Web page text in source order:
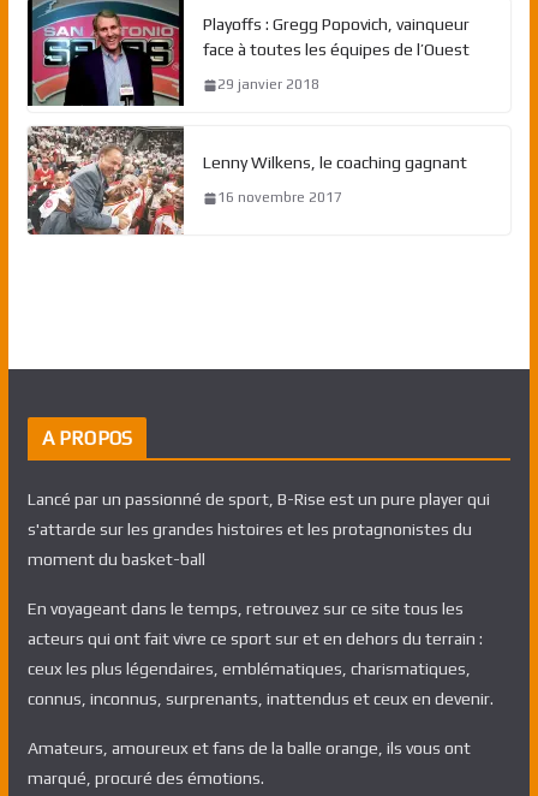
Playoffs : Gregg Popovich, vainqueur
face à toutes les équipes de l’Ouest
29 janvier 2018
Lenny Wilkens, le coaching gagnant
16 novembre 2017
A PROPOS
Lancé par un passionné de sport, B-Rise est un pure player qui
s'attarde sur les grandes histoires et les protagnonistes du
moment du basket-ball
En voyageant dans le temps, retrouvez sur ce site tous les
acteurs qui ont fait vivre ce sport sur et en dehors du terrain :
ceux les plus légendaires, emblématiques, charismatiques,
connus, inconnus, surprenants, inattendus et ceux en devenir.
Amateurs, amoureux et fans de la balle orange, ils vous ont
marqué, procuré des émotions.